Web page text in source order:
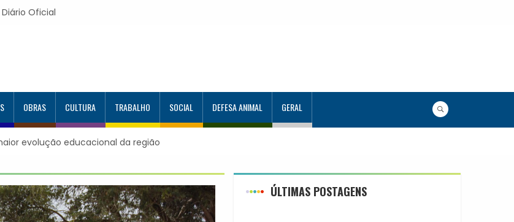
Diário Oficial
OBRAS CULTURA TRABALHO SOCIAL DEFESA ANIMAL GERAL
da regiãoItapevi forma mais 120 estudantes no Programa Aluno Tutor em Tecnologia
ÚLTIMAS POSTAGENS